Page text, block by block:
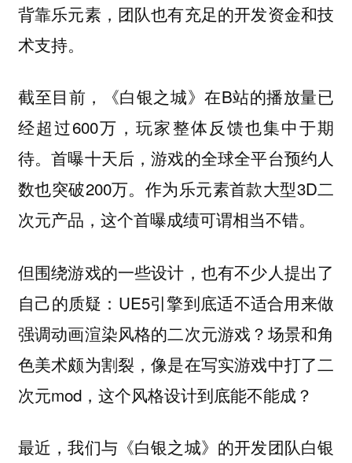
背靠乐元素，团队也有充足的开发资金和技
术支持。
截至目前，《白银之城》在B站的播放量已
经超过600万，玩家整体反馈也集中于期
待。首曝十天后，游戏的全球全平台预约人
数也突破200万。作为乐元素首款大型3D二
次元产品，这个首曝成绩可谓相当不错。
但围绕游戏的一些设计，也有不少人提出了
自己的质疑：UE5引擎到底适不适合用来做
强调动画渲染风格的二次元游戏？场景和角
色美术颇为割裂，像是在写实游戏中打了二
次元mod，这个风格设计到底能不能成？
最近，我们与《白银之城》的开发团队白银